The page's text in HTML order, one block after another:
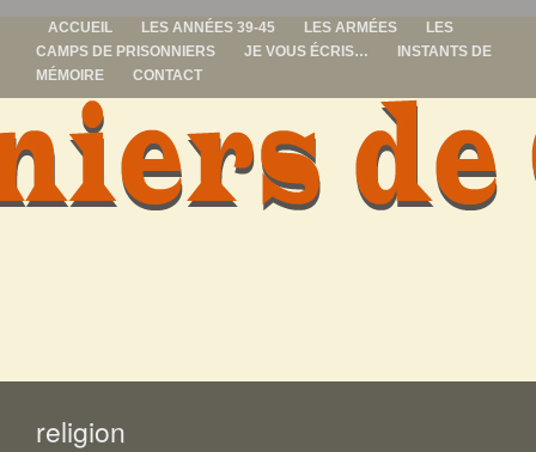
ACCUEIL LES ANNÉES 39-45 LES ARMÉES
LES
CAMPS DE PRISONNIERS
JE VOUS ÉCRIS…
INSTANTS DE
MÉMOIRE
CONTACT
prisonniers de
religion